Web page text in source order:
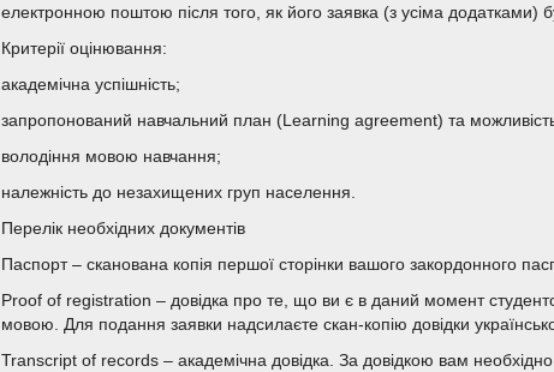
електронною поштою після того, як його заявка (з усіма додатками)
Критерії оцінювання:
академічна успішність;
запропонований навчальний план (Learning agreement) та
володіння мовою навчання;
належність до незахищених груп населення.
Перелік необхідних документів
Паспорт – сканована копія першої сторінки вашого закордонного
Proof of registration – довідка про те, що ви є в даний момент
мовою. Для подання заявки надсилаєте скан-копію довідки
Transcript of records – академічна довідка. За довідкою вам необхідно